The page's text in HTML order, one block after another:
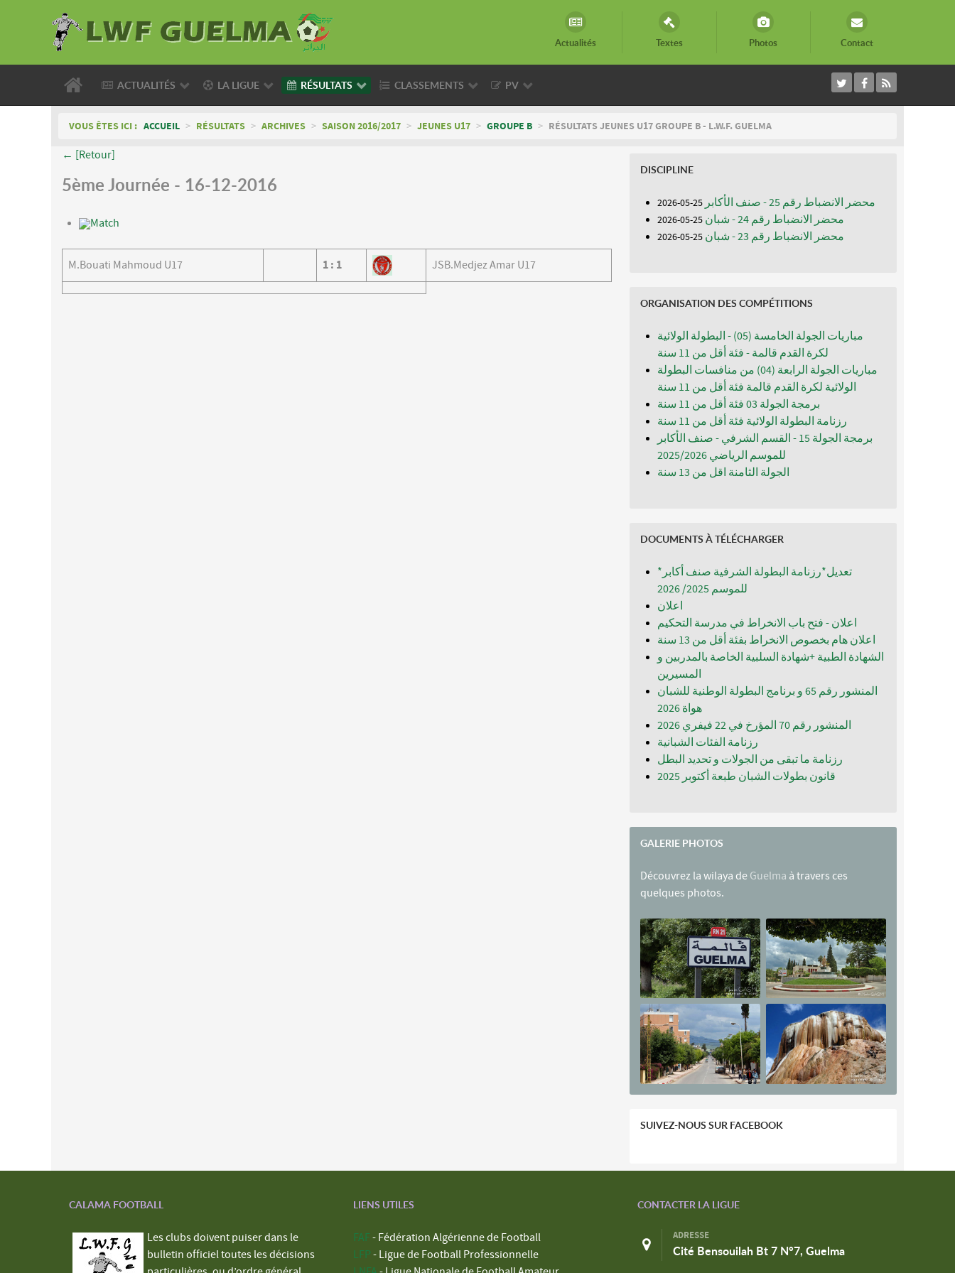
Actualités Textes Photos Contact
ACTUALITÉS LA LIGUE RÉSULTATS CLASSEMENTS PV
VOUS ÊTES ICI : ACCUEIL > RÉSULTATS > ARCHIVES > SAISON 2016/2017 > JEUNES U17 > GROUPE B > RÉSULTATS JEUNES U17 GROUPE B - L.W.F. GUELMA
← [Retour]
5ème Journée - 16-12-2016
Match
M.Bouati Mahmoud U17 1 : 1 JSB.Medjez Amar U17
DISCIPLINE
محضر الانضباط رقم 25 - صنف الأكابر 25-05-2026
محضر الانضباط رقم 24 - شبان 25-05-2026
محضر الانضباط رقم 23 - شبان 25-05-2026
ORGANISATION DES COMPÉTITIONS
مباريات الجولة الخامسة (05) - البطولة الولائية
لكرة القدم قالمة - فئة أقل من 11 سنة
مباريات الجولة الرابعة (04) من منافسات البطولة
الولائية لكرة القدم قالمة فئة أقل من 11 سنة
برمجة الجولة 03 فئة أقل من 11 سنة
رزنامة البطولة الولائية فئة أقل من 11 سنة
برمجة الجولة 15 - القسم الشرفي - صنف الأكابر
للموسم الرياضي 2025/2026
الجولة الثامنة اقل من 13 سنة
DOCUMENTS À TÉLÉCHARGER
*تعديل*رزنامة البطولة الشرفية صنف أكابر
للموسم 2025/ 2026
اعلان
اعلان - فتح باب الانخراط في مدرسة التحكيم
اعلان هام بخصوص الانخراط بفئة أقل من 13 سنة
الشهادة الطبية +شهادة السلبية الخاصة بالمدربين و
المسيرين
المنشور رقم 65 و برنامج البطولة الوطنية للشبان
المنشور رقم 70 المؤرخ في 22 فيفري 2026
رزنامة الفئات الشبانية
رزنامة ما تبقى من الجولات و تحديد البطل
قانون بطولات الشبان طبعة أكتوبر 2025
GALERIE PHOTOS
Découvrez la wilaya de Guelma à travers ces
quelques photos.
SUIVEZ-NOUS SUR FACEBOOK
CALAMA FOOTBALL
Les clubs doivent puiser dans le
bulletin officiel toutes les décisions
LIENS UTILES
FAF - Fédération Algérienne de Football
LFP - Ligue de Football Professionnelle
CONTACTER LA LIGUE
ADRESSE
Cité Bensouilah Bt 7 N°7, Guelma